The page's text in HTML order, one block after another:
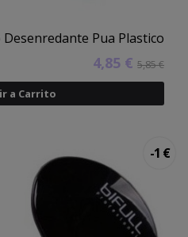
Desenredante Pua Plastico
4,85 € 5,85 €
a Carrito
-1 €